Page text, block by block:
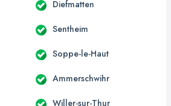
Diefmatten
Sentheim
Soppe-le-Haut
Ammerschwihr
Willer-sur-Thur